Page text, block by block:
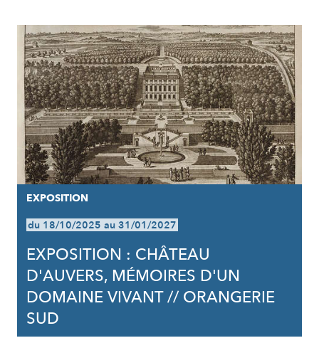
RÉSULTATS
EXPOSITION
du 18/10/2025 au 31/01/2027
EXPOSITION : CHÂTEAU
D'AUVERS, MÉMOIRES D'UN
DOMAINE VIVANT // ORANGERIE
SUD